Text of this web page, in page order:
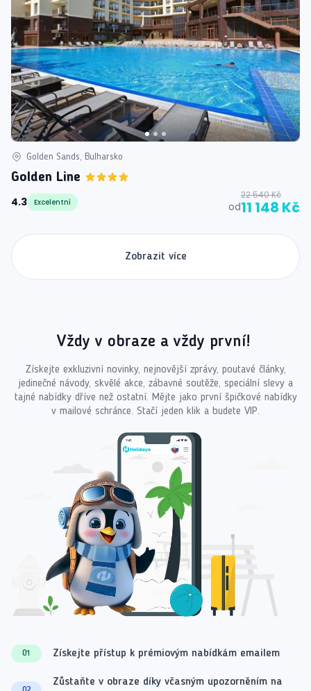
Golden Sands, Bulharsko
Golden Line
4.3
Excelentní od
22 540 Kč
11 148 Kč
Zobrazit více
Vždy v obraze a vždy první!
Získejte exkluzivní novinky, nejnovější zprávy, poutavé články,
jedinečné návody, skvělé akce, zábavné soutěže, speciální slevy a
tajné nabídky dříve než ostatní. Mějte jako první špičkové nabídky
v mailové schránce. Stačí jeden klik a budete VIP.
01 Získejte přístup k prémiovým nabídkám emailem
Zůstaňte v obraze díky včasným upozorněním na